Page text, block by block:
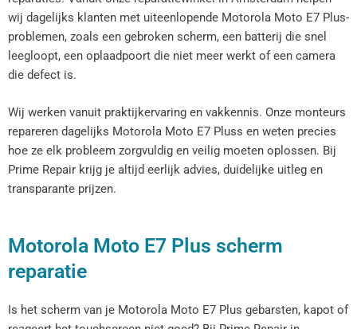
wij dagelijks klanten met uiteenlopende Motorola Moto E7 Plus-
problemen, zoals een gebroken scherm, een batterij die snel
leegloopt, een oplaadpoort die niet meer werkt of een camera
die defect is.
Wij werken vanuit praktijkervaring en vakkennis. Onze monteurs
repareren dagelijks Motorola Moto E7 Pluss en weten precies
hoe ze elk probleem zorgvuldig en veilig moeten oplossen. Bij
Prime Repair krijg je altijd eerlijk advies, duidelijke uitleg en
transparante prijzen.
Motorola Moto E7 Plus scherm
reparatie
Is het scherm van je Motorola Moto E7 Plus gebarsten, kapot of